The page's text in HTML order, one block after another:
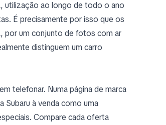
utilização ao longo de todo o ano
É precisamente por isso que os
por um conjunto de fotos com ar
distinguem um carro
telefonar. Numa página de marca
à venda como uma
Compare cada oferta